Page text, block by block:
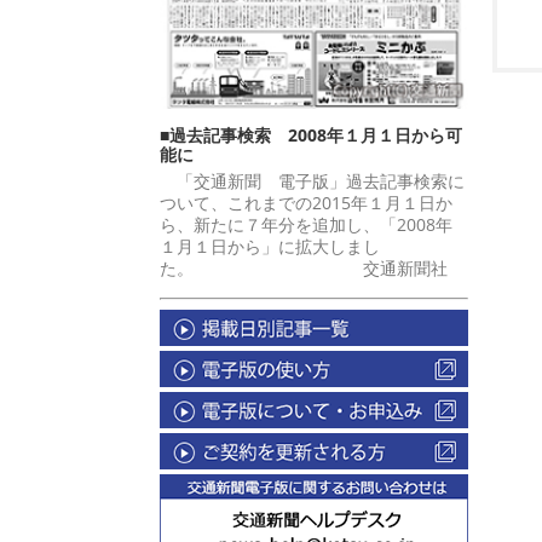
■過去記事検索 2008年１月１日から可
能に
「交通新聞 電子版」過去記事検索に
ついて、これまでの2015年１月１日か
ら、新たに７年分を追加し、「2008年
１月１日から」に拡大しまし
た。 交通新聞社